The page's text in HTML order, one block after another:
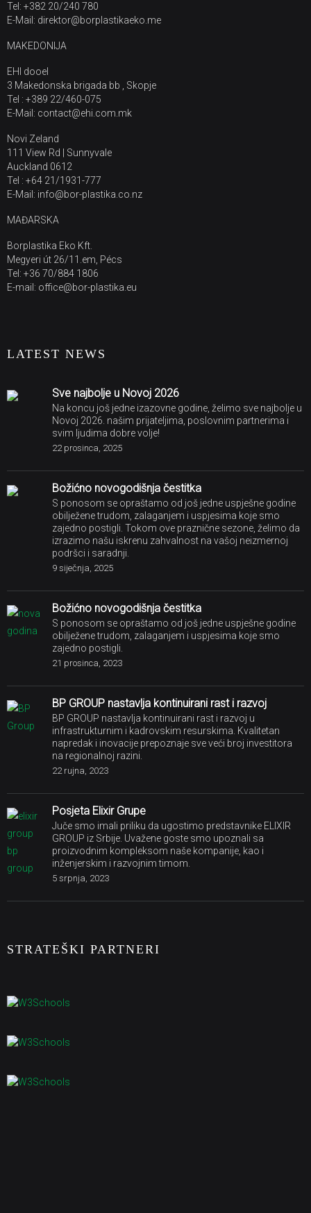
Tel: +382 20/240 780
E-Mail: direktor@borplastikaeko.me
MAKEDONIJA
EHI dooel
3 Makedonska brigada bb , Skopje
Tel : +389 22/460-075
E-Mail: contact@ehi.com.mk
Novi Zeland
111 View Rd | Sunnyvale
Auckland 0612
Tel : +64 21/1931-777
E-Mail: info@bor-plastika.co.nz
MAĐARSKA
Borplastika Eko Kft.
Megyeri út 26/11.em, Pécs
Tel: +36 70/884 1806
E-mail: office@bor-plastika.eu
LATEST NEWS
Sve najbolje u Novoj 2026
Na koncu još jedne izazovne godine, želimo sve najbolje u
Novoj 2026. našim prijateljima, poslovnim partnerima i
svim ljudima dobre volje!
22 prosinca, 2025
Božićno novogodišnja čestitka
S ponosom se opraštamo od još jedne uspješne godine
obilježene trudom, zalaganjem i uspjesima koje smo
zajedno postigli. Tokom ove praznične sezone, želimo da
izrazimo našu iskrenu zahvalnost na vašoj neizmernoj
podršci i saradnji.
9 siječnja, 2025
Božićno novogodišnja čestitka
S ponosom se opraštamo od još jedne uspješne godine
obilježene trudom, zalaganjem i uspjesima koje smo
zajedno postigli.
21 prosinca, 2023
BP GROUP nastavlja kontinuirani rast i razvoj
BP GROUP nastavlja kontinuirani rast i razvoj u
infrastrukturnim i kadrovskim resurskima. Kvalitetan
napredak i inovacije prepoznaje sve veći broj investitora
na regionalnoj razini.
22 rujna, 2023
Posjeta Elixir Grupe
Juče smo imali priliku da ugostimo predstavnike ELIXIR
GROUP iz Srbije. Uvažene goste smo upoznali sa
proizvodnim kompleksom naše kompanije, kao i
inženjerskim i razvojnim timom.
5 srpnja, 2023
STRATEŠKI PARTNERI